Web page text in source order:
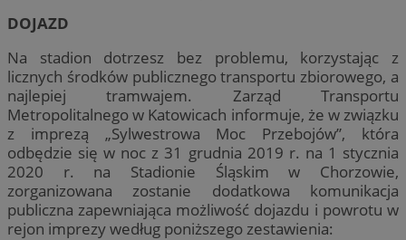
DOJAZD
Na stadion dotrzesz bez problemu, korzystając z
licznych środków publicznego transportu zbiorowego, a
najlepiej tramwajem. Zarząd Transportu
Metropolitalnego w Katowicach informuje, że w związku
z imprezą „Sylwestrowa Moc Przebojów”, która
odbędzie się w noc z 31 grudnia 2019 r. na 1 stycznia
2020 r. na Stadionie Śląskim w Chorzowie,
zorganizowana zostanie dodatkowa komunikacja
publiczna zapewniająca możliwość dojazdu i powrotu w
rejon imprezy według poniższego zestawienia: